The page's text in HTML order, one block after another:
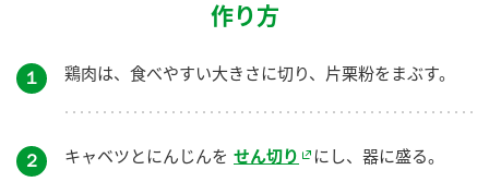
作り方
１ 鶏肉は、食べやすい大きさに切り、片栗粉をまぶす。
２ キャベツとにんじんを せん切り にし、器に盛る。